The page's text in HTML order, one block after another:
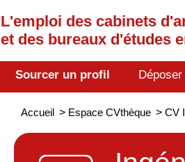
L'emploi des cabinets
et des bureaux d'études
Sourcer un profil
Accueil > Espace CVthèque > CV